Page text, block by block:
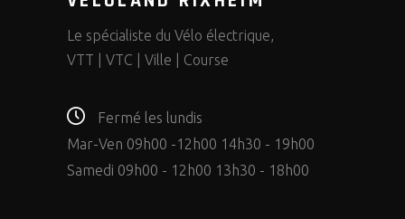
Le spécialiste du Vélo électrique,
VTT | VTC | Ville | Course
Fermé les lundis
Mar-Ven 09h00 -12h00 14h30 - 19h00
Samedi 09h00 - 12h00 13h30 - 18h00